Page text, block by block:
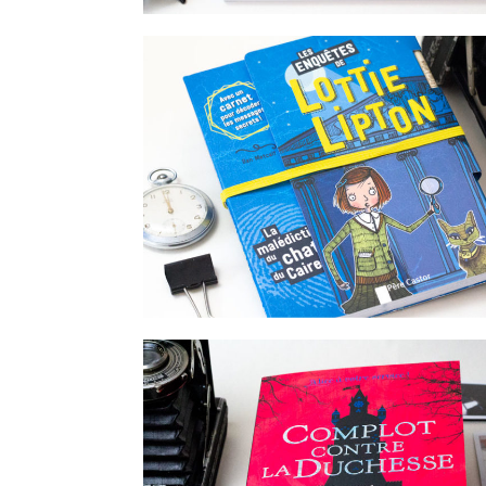
ADO
Enquête au collège: Le mystère du
Ness